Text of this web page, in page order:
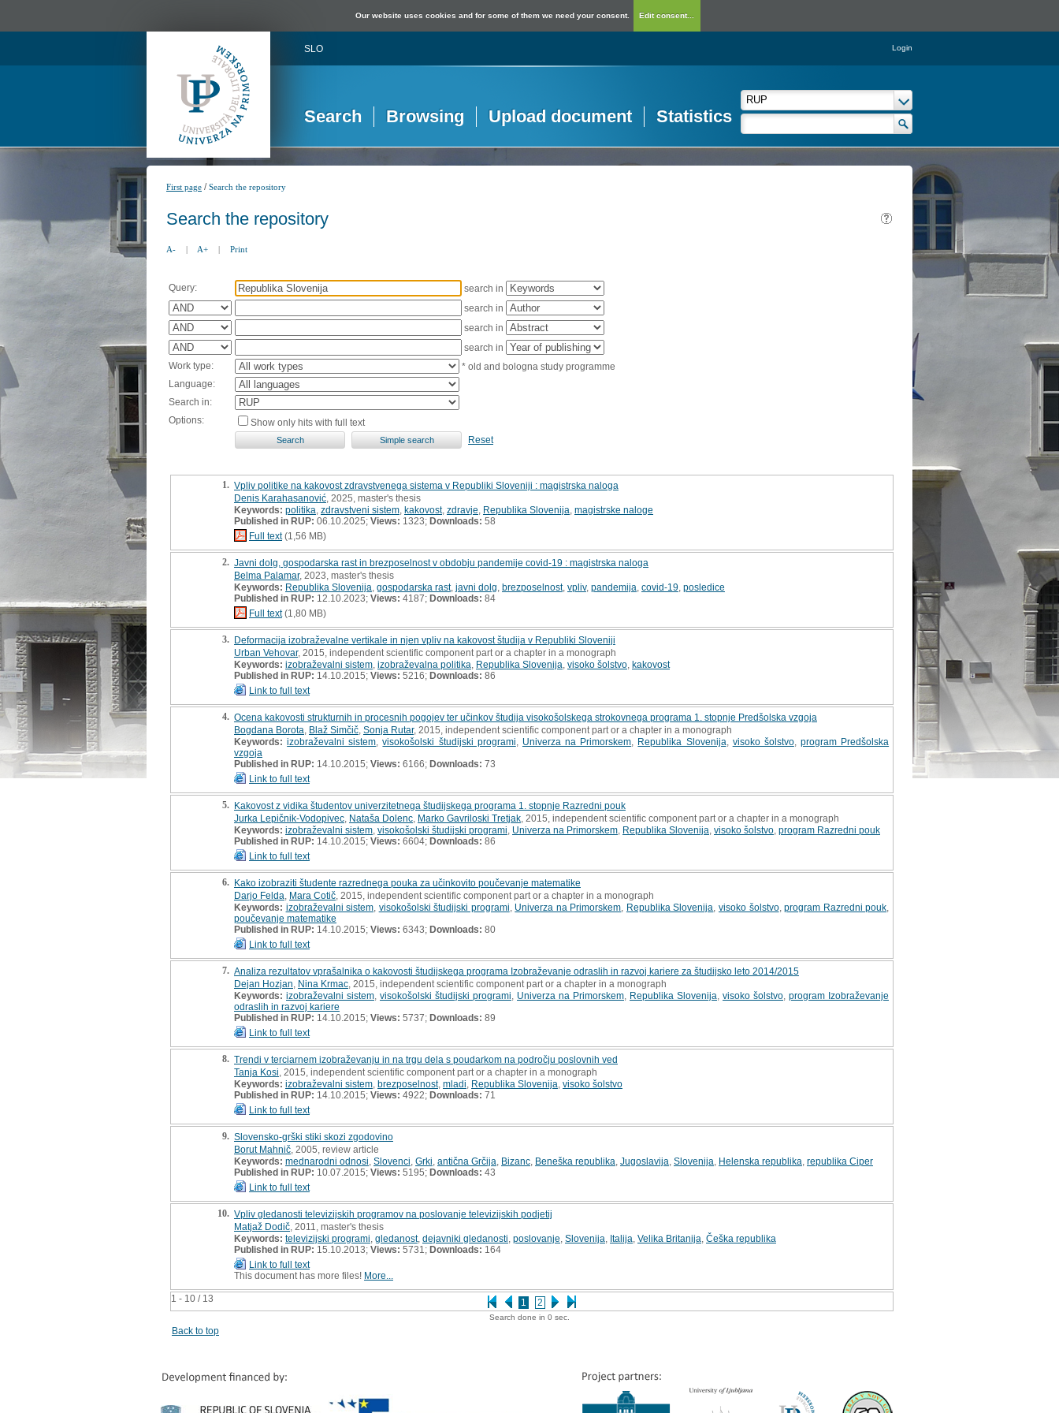
Our website uses cookies and for some of them we need your consent. Edit consent...
SLO Login
Search Browsing Upload document Statistics
First page /Search the repository
Search the repository
A- | A+ | Print
Query:
search in
search in
search in
search in
Work type:
* old and bologna study programme
Language:
Search in:
Options:
Show only hits with full text
Reset
1 - 10 / 13 1 2
1. Vpliv politike na kakovost zdravstvenega sistema v Republiki Sloveniji : magistrska naloga
Denis Karahasanović , 2025, master's thesis
Keywords: politika zdravstveni sistem kakovost, zdravje Republika Slovenija magistrske naloge
Published in RUP: 06.10.2025; Views: 1323; Downloads: 58
Full text(1,56 MB)
2. Javni dolg, gospodarska rast in brezposelnost v obdobju pandemije covid-19 : magistrska naloga
Belma Palamar, 2023, master's thesis
Keywords: Republika Slovenija gospodarska rast, javni dolg brezposelnost, vpliv, pandemija covid-19 posledice
Published in RUP: 12.10.2023; Views: 4187; Downloads: 84
Full text(1,80 MB)
3. Deformacija izobraževalne vertikale in njen vpliv na kakovost študija v Republiki Sloveniji
Urban Vehovar, 2015, independent scientific component part or a chapter in a monograph
Keywords: izobraževalni sistem izobraževalna politika Republika Slovenija visoko šolstvo kakovost
Published in RUP: 14.10.2015; Views: 5216; Downloads: 86
Link to full text
4. Ocena kakovosti strukturnih in procesnih pogojev ter učinkov študija visokošolskega strokovnega programa 1. stopnje Predšolska vzgoja
Bogdana Borota Blaž Simčič Sonja Rutar, 2015, independent scientific component part or a chapter in a monograph
Keywords: izobraževalni sistem ,visokošolski študijski programi Univerza na Primorskem Republika Slovenija visoko šolstvo, program Predšolska
vzgoja
Published in RUP: 14.10.2015; Views: 6166; Downloads: 73
Link to full text
5. Kakovost z vidika študentov univerzitetnega študijskega programa 1. stopnje Razredni pouk
Jurka Lepičnik-Vodopivec Nataša Dolenc Marko Gavriloski Tretjak , 2015, independent scientific component part or a chapter in a monograph
Keywords: izobraževalni sistem visokošolski študijski programi Univerza na Primorskem Republika Slovenija visoko šolstvo program Razredni pouk
Published in RUP: 14.10.2015; Views: 6604; Downloads: 86
Link to full text
6. Kako izobraziti študente razrednega pouka za učinkovito poučevanje matematike
Darjo Felda Mara Cotič , 2015, independent scientific component part or a chapter in a monograph
Keywords: izobraževalni sistem visokošolski študijski programi Univerza na Primorskem Republika Slovenija visoko šolstvo,program Razredni pouk
poučevanje matematike
Published in RUP: 14.10.2015; Views: 6343; Downloads: 80
Link to full text
7. Analiza rezultatov vprašalnika o kakovosti študijskega programa Izobraževanje odraslih in razvoj kariere za študijsko leto 2014/2015
Dejan Hozjan Nina Krmac , 2015, independent scientific component part or a chapter in a monograph
Keywords: izobraževalni sistem visokošolski študijski programi Univerza na Primorskem Republika Slovenija visoko šolstvo program Izobraževanje
odraslih in razvoj kariere
Published in RUP: 14.10.2015; Views: 5737; Downloads: 89
Link to full text
8. Trendi v terciarnem izobraževanju in na trgu dela s poudarkom na področju poslovnih ved
Tanja Kosi , 2015, independent scientific component part or a chapter in a monograph
Keywords: izobraževalni sistem brezposelnost, mladi Republika Slovenija visoko šolstvo
Published in RUP: 14.10.2015; Views: 4922; Downloads: 71
Link to full text
9. Slovensko-grški stiki skozi zgodovino
Borut Mahnič , 2005, review article
Keywords: mednarodni odnosi Slovenci Grki antična Grčija Bizanc Beneška republika Jugoslavija Slovenija Helenska republika republika Ciper
Published in RUP: 10.07.2015; Views: 5195; Downloads: 43
Link to full text
10. Vpliv gledanosti televizijskih programov na poslovanje televizijskih podjetij
Matjaž Dodič , 2011, master's thesis
Keywords: televizijski programi gledanost, dejavniki gledanosti poslovanje Slovenija Italija Velika Britanija Češka republika
Published in RUP: 15.10.2013; Views: 5731; Downloads: 164
Link to full text
This document has more files! More...
Search done in 0 sec.
Back to top